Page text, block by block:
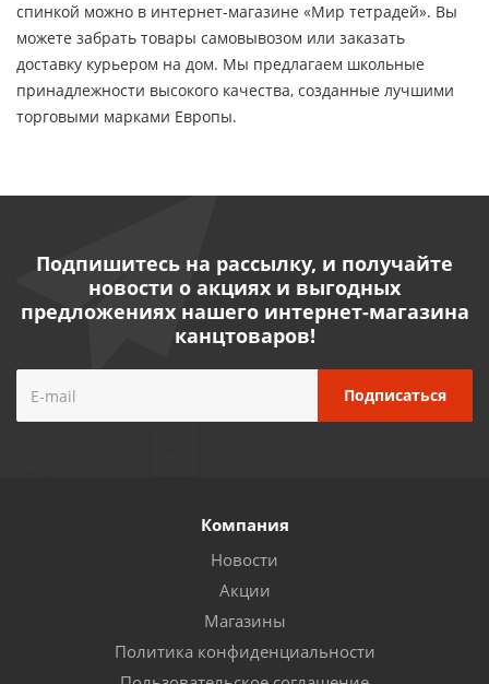
спинкой можно в интернет-магазине «Мир тетрадей». Вы
можете забрать товары самовывозом или заказать
доставку курьером на дом. Мы предлагаем школьные
принадлежности высокого качества, созданные лучшими
торговыми марками Европы.
Подпишитесь на рассылку, и получайте
новости о акциях и выгодных
предложениях нашего интернет-магазина
канцтоваров!
Компания
Новости
Акции
Магазины
Политика конфиденциальности